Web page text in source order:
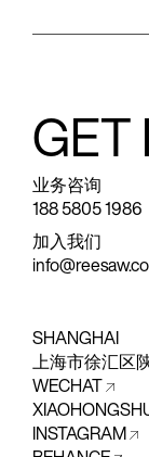
GET
业务咨询
188 5805 1986
加入我们
SHANGHAI
上海市徐汇区
WECHAT
INSTAGRAM